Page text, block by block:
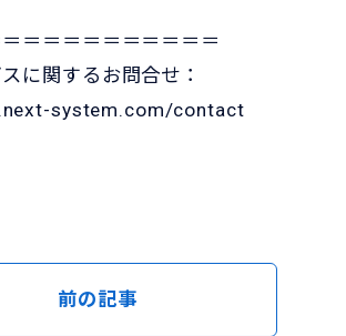
＝＝＝＝＝＝＝＝＝＝
に関するお問合せ：
system.com/contact
前の記事